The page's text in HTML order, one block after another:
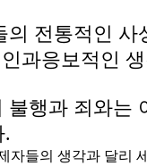
전통적인
응보적인
행과 죄와는
자들의 생각과 달리